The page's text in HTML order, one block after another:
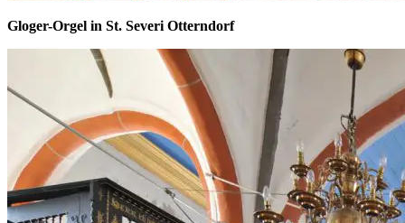
Gloger-Orgel in St. Severi Otterndorf